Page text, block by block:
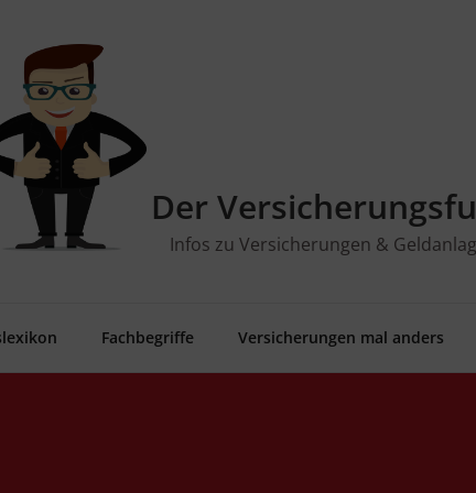
Der
Infos zu Versicherungen &
Fach­be­grif­fe Ver­si­che­run­gen mal anders